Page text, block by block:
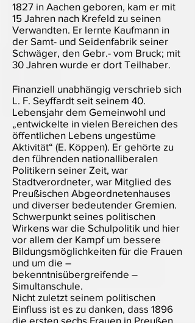
1827 in Aachen geboren, kam er mit
15 Jahren nach Krefeld zu seinen
Verwandten. Er lernte Kaufmann in
der Samt- und Seidenfabrik seiner
Schwäger, den Gebr.- vom Bruck; mit
30 Jahren wurde er dort Teilhaber.
Finanziell unabhängig verschrieb sich
L. F. Seyffardt seit seinem 40.
Lebensjahr dem Gemeinwohl und
„entwickelte in vielen Bereichen des
öffentlichen Lebens ungestüme
Aktivität“ (E. Köppen). Er gehörte zu
den führenden nationalliberalen
Politikern seiner Zeit, war
Stadtverordneter, war Mitglied des
Preußischen Abgeordnetenhauses
und diverser bedeutender Gremien.
Schwerpunkt seines politischen
Wirkens war die Schulpolitik und hier
vor allem der Kampf um bessere
Bildungsmöglichkeiten für die Frauen
und um die –
bekenntnisübergreifende –
Simultanschule.
Nicht zuletzt seinem politischen
Einfluss ist es zu danken, dass 1896
die ersten sechs Frauen in Preußen,